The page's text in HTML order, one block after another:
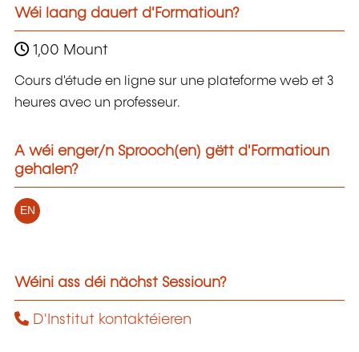
Wéi laang dauert d'Formatioun?
1,00 Mount
Cours d'étude en ligne sur une plateforme web et 3
heures avec un professeur.
A wéi enger/n Sprooch(en) gëtt d'Formatioun
gehalen?
EN
Wéini ass déi nächst Sessioun?
D'Institut kontaktéieren